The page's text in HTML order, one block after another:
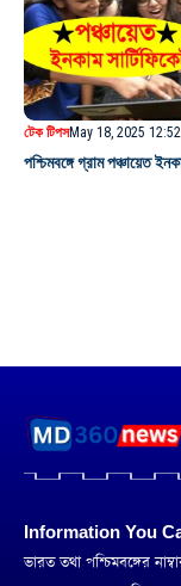
টেক টিপসMay 18, 2025 12:52
পশ্চিমবঙ্গে গ্রাম পঞ্চায়েত
Information You
ভারত তথা পশ্চিমবঙ্গের